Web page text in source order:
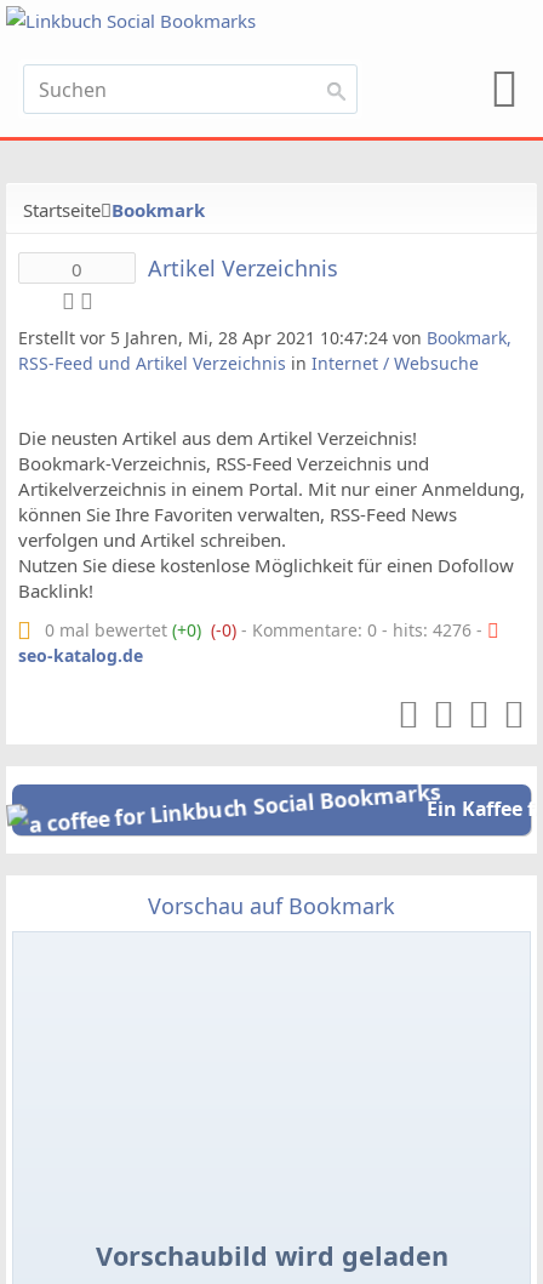
Startseite Bookmark
0 Artikel Verzeichnis
Erstellt vor 5 Jahren, Mi, 28 Apr 2021 10:47:24 von Bookmark,
RSS-Feed und Artikel Verzeichnis in Internet / Websuche
Die neusten Artikel aus dem Artikel Verzeichnis!
Bookmark-Verzeichnis, RSS-Feed Verzeichnis und
Artikelverzeichnis in einem Portal. Mit nur einer Anmeldung,
können Sie Ihre Favoriten verwalten, RSS-Feed News
verfolgen und Artikel schreiben.
Nutzen Sie diese kostenlose Möglichkeit für einen Dofollow
Backlink!
0 mal bewertet (+0) (-0) - Kommentare: 0 - hits: 4276 -
seo-katalog.de
Ein Kaffee
Vorschau auf Bookmark
Vorschaubild wird geladen